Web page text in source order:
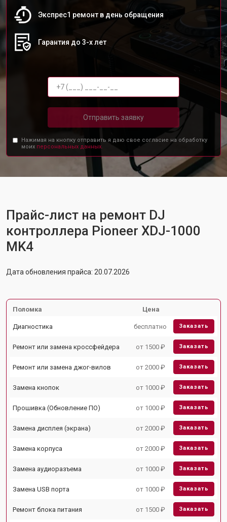
Экспрес1 ремонт в день обращения
Гарантия до 3-х лет
Отправить заявку
Нажимая на кнопку отправить я даю свое согласие на обработку
моих персональных данных.
Прайс-лист на ремонт DJ
контроллера Pioneer XDJ-1000
MK4
Дата обновления прайса: 20.07.2026
Поломка Цена
Диагностика бесплатно Заказать
Ремонт или замена кроссфейдера от 1500 ₽ Заказать
Ремонт или замена джог-вилов от 2000 ₽ Заказать
Замена кнопок от 1000 ₽ Заказать
Прошивка (Обновление ПО) от 1000 ₽ Заказать
Замена дисплея (экрана) от 2000 ₽ Заказать
Замена корпуса от 2000 ₽ Заказать
Замена аудиоразъема от 1000 ₽ Заказать
Замена USB порта от 1000 ₽ Заказать
Ремонт блока питания от 1500 ₽ Заказать